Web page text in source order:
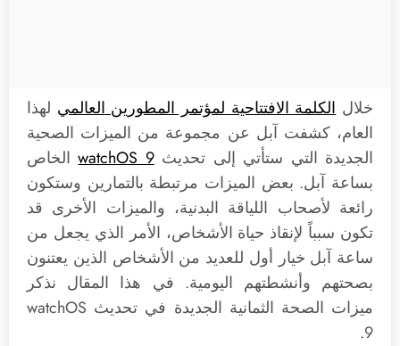
خلال الكلمة الافتتاحية لمؤتمر المطورين العالمي لهذا
العام، كشفت آبل عن مجموعة من الميزات الصحية
الجديدة التي ستأتي إلى تحديثwatchOS 9الخاص
بساعة آبل. بعض الميزات مرتبطة بالتمارين وستكون
رائعة لأصحاب اللياقة البدنية، والميزات الأخرى قد
تكون سبباً لإنقاذ حياة الأشخاص، الأمر الذي يجعل من
ساعة آبل خيار أول للعديد من الأشخاص الذين يعتنون
بصحتهم وأنشطتهم اليومية. في هذا المقال نذكر
ميزات الصحة الثمانية الجديدة في تحديث watchOS
9.